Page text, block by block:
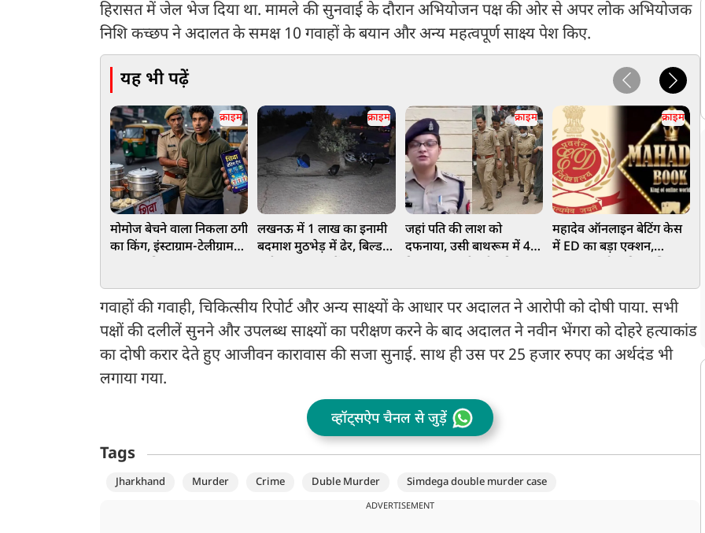
हिरासत में जेल भेज दिया था. मामले की सुनवाई के दौरान अभियोजन पक्ष की ओर से अपर लोक अभियोजक
निशि कच्छप ने अदालत के समक्ष 10 गवाहों के बयान और अन्य महत्वपूर्ण साक्ष्य पेश किए.
यह भी पढ़ें
क्राइम
मोमोज बेचने वाला निकला ठगी
का किंग, इंस्टाग्राम-टेलीग्राम
हैरान
क्राइम
लखनऊ में 1 लाख का इनामी
बदमाश मुठभेड़ में ढेर, बिल्डर
क्राइम
जहां पति की लाश को
दफनाया, उसी बाथरूम में 45
खौफनाक वारदात
क्राइम
महादेव ऑनलाइन बेटिंग केस
में ED का बड़ा एक्शन,
गवाहों की गवाही, चिकित्सीय रिपोर्ट और अन्य साक्ष्यों के आधार पर अदालत ने आरोपी को दोषी पाया. सभी
पक्षों की दलीलें सुनने और उपलब्ध साक्ष्यों का परीक्षण करने के बाद अदालत ने नवीन भेंगरा को दोहरे हत्याकांड
का दोषी करार देते हुए आजीवन कारावास की सजा सुनाई. साथ ही उस पर 25 हजार रुपए का अर्थदंड भी
लगाया गया.
व्हॉट्सऐप चैनल से जुड़ें
Tags
Jharkhand Murder Crime Duble Murder Simdega double murder case
ADVERTISEMENT